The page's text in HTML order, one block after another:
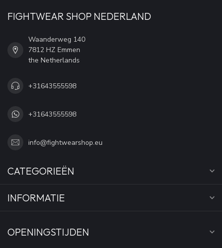
FIGHTWEAR SHOP NEDERLAND
Waanderweg 140
7812 HZ Emmen
the Netherlands
+31643555598
+31643555598
info@fightwearshop.eu
CATEGORIEËN
INFORMATIE
OPENINGSTIJDEN